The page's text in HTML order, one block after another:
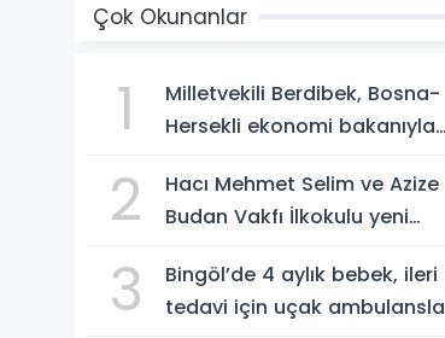
Çok Okunanlar
1
Milletvekili Berdibek, Bosna-
Hersekli ekonomi bakanıyla
2
Hacı Mehmet Selim ve Azize
Budan Vakfı İlkokulu yeni
3
Bingöl’de 4 aylık bebek, ileri
tedavi için uçak ambulansla